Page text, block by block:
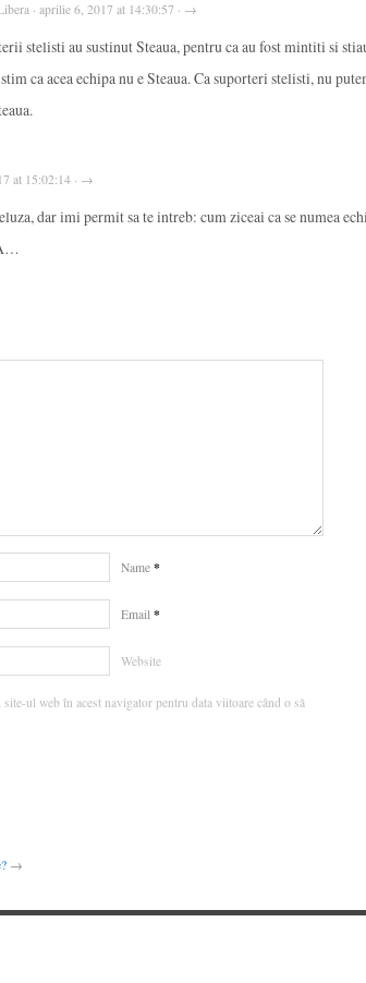
· aprilie 6, 2017 at 14:30:57 · →
stelisti au sustinut Steaua, pentru ca au fost mintiti si
ca acea echipa nu e Steaua. Ca suporteri stelisti, nu
at 15:02:14 · →
dar imi permit sa te intreb: cum ziceai ca se numea
Name *
Email *
Website
ul web în acest navigator pentru data viitoare când o să
→